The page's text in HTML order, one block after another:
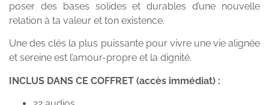
poser des bases solides et durables d’une nouvelle
relation à ta valeur et ton existence.
Une des clés la plus puissante pour vivre une vie alignée
et sereine est l’amour-propre et la dignité.
INCLUS DANS CE COFFRET (accès immédiat) :